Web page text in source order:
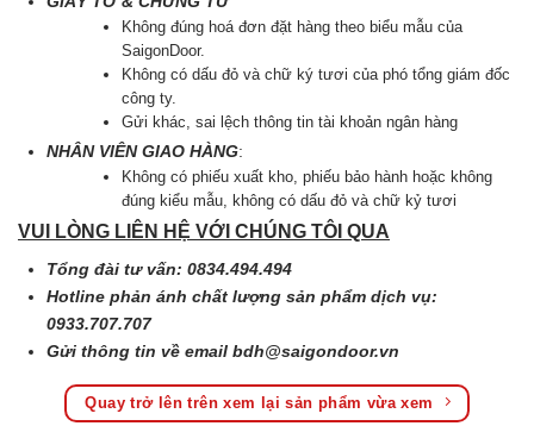
Không đúng hoá đơn đặt hàng theo biểu mẫu của
SaigonDoor.
Không có dấu đỏ và chữ ký tươi của phó tổng giám đốc
công ty.
Gửi khác, sai lệch thông tin tài khoản ngân hàng
NHÂN VIÊN GIAO HÀNG:
Không có phiếu xuất kho, phiếu bảo hành hoặc không
đúng kiểu mẫu, không có dấu đỏ và chữ kỷ tươi
VUI LÒNG LIÊN HỆ VỚI CHÚNG TÔI QUA
Tổng đài tư vấn: 0834.494.494
Hotline phản ánh chất lượng sản phẩm dịch vụ:
0933.707.707
Gửi thông tin về emailbdh@saigondoor.vn
Quay trở lên trên xem lại sản phẩm vừa xem